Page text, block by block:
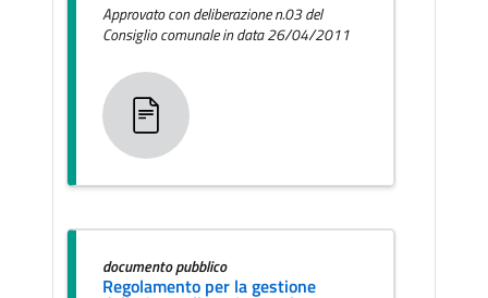
Approvato con deliberazione n.03 del
Consiglio comunale in data 26/04/2011
documento pubblico
Regolamento per la gestione